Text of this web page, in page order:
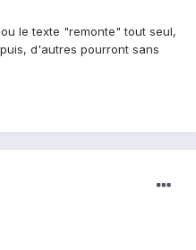
le texte "remonte" tout seul,
d'autres pourront sans